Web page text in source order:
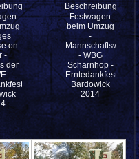
on
-
der
-
Beschreibung:
Festwagen
beim Umzug
-
Mannschaftswagen
- WBG
Scharnhop -
Erntedankfestes
Bardowick
2014